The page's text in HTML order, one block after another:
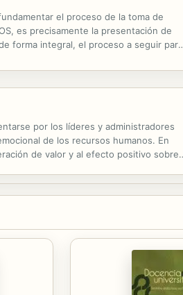
el proceso de la toma de
es precisamente la presentación de
forma integral, el proceso a seguir para
por los líderes y administradores
de los recursos humanos. En
de valor y al efecto positivo sobre